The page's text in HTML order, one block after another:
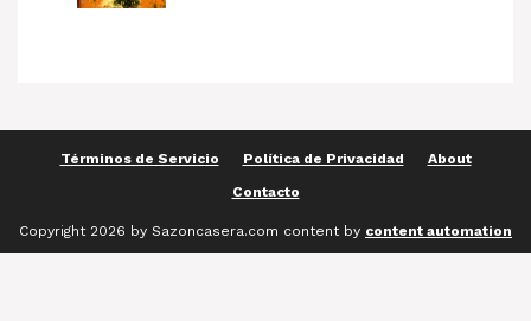
Términos de Servicio Política de Privacidad
About
Contacto
Copyright 2026 by Sazoncasera.com content by content automation